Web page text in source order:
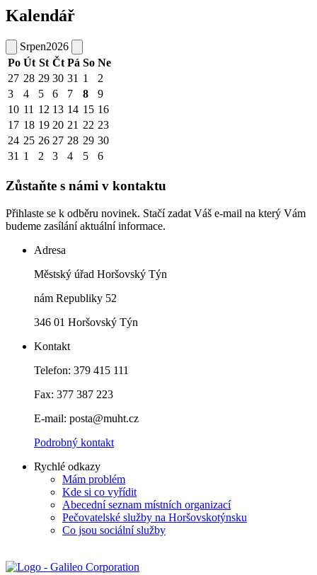
Kalendář
Srpen2026
Po Út St Čt Pá So Ne
27 28 29 30 31 1
2
3
4 5 6 7 8
9
10 11 12 13 14 15 16
17 18 19 20 21 22 23
24 25 26 27 28 29 30
31 1 2 3 4 5 6
Zůstaňte s námi v kontaktu
Přihlaste se k odběru novinek. Stačí zadat Váš e-mail na který Vám
budeme zasílání aktuální informace.
Adresa
Městský úřad Horšovský Týn
nám Republiky 52
346 01 Horšovský Týn
Kontakt
Telefon: 379 415 111
Fax: 377 387 223
E-mail: posta@muht.cz
Podrobný kontakt
Rychlé odkazy
Mám problém
Kde si co vyřídit
Abecední seznam místních organizací
Pečovatelské služby na Horšovskotýnsku
Co jsou sociální služby